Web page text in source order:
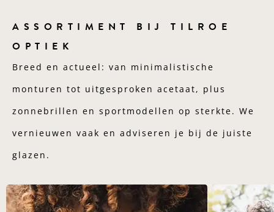
ASSORTIMENT BIJ TILROE
OPTIEK
Breed en actueel: van minimalistische
monturen tot uitgesproken acetaat, plus
zonnebrillen en sportmodellen op sterkte. We
vernieuwen vaak en adviseren je bij de juiste
glazen.